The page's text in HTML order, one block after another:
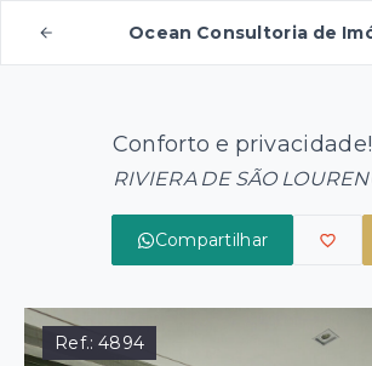
Ocean Consultoria de
Conforto e privacidade!
RIVIERA DE SÃO
Compartilhar
Ref.:4894